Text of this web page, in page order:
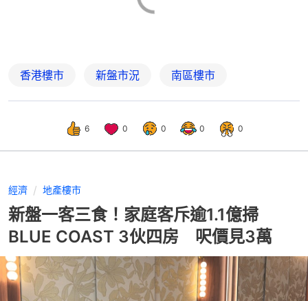
香港樓市 新盤市況 南區樓市
6 0 0 0 0
經濟 地產樓市
新盤一客三食！家庭客斥逾1.1億掃
BLUE COAST 3伙四房 呎價見3萬